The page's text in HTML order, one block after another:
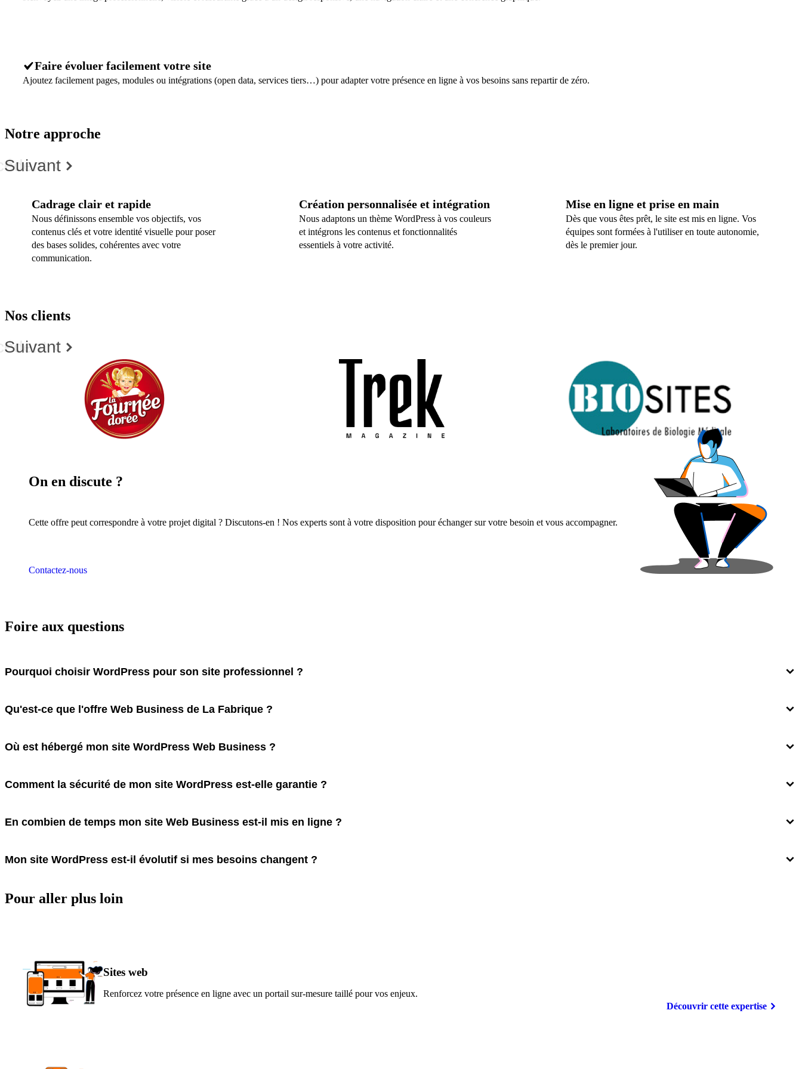
Faire évoluer facilement votre site
Ajoutez facilement pages, modules ou intégrations (open data, services tiers…) pour adapter votre présence en ligne à vos besoins sans repartir de zéro.
Notre approche
Suivant
Cadrage clair et rapide
Nous définissons ensemble vos objectifs, vos
contenus clés et votre identité visuelle pour poser
des bases solides, cohérentes avec votre
communication.
Création personnalisée et intégration
Nous adaptons un thème WordPress à vos couleurs
et intégrons les contenus et fonctionnalités
essentiels à votre activité.
Mise en ligne et prise en main
Dès que vous êtes prêt, le site est mis en ligne. Vos
équipes sont formées à l'utiliser en toute autonomie,
dès le premier jour.
Nos clients
Suivant
On en discute ?
Cette offre peut correspondre à votre projet digital ? Discutons-en ! Nos experts sont à votre disposition pour échanger sur votre besoin et vous accompagner.
Contactez-nous
Foire aux questions
Pourquoi choisir WordPress pour son site professionnel ?
Qu'est-ce que l'offre Web Business de La Fabrique ?
Où est hébergé mon site WordPress Web Business ?
Comment la sécurité de mon site WordPress est-elle garantie ?
En combien de temps mon site Web Business est-il mis en ligne ?
Mon site WordPress est-il évolutif si mes besoins changent ?
Pour aller plus loin
Sites web
Renforcez votre présence en ligne avec un portail sur-mesure taillé pour vos enjeux.
Découvrir cette expertise